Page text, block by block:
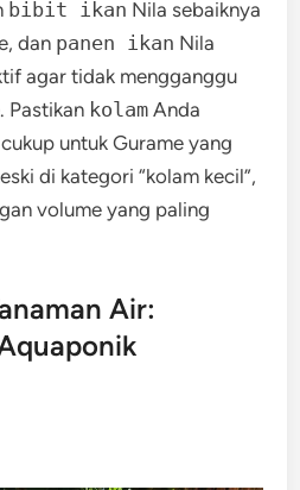
bibit ikan Nila sebaiknya
dan panen ikan Nila
agar tidak mengganggu
Pastikan kolam Anda
untuk Gurame yang
di kategori “kolam kecil”,
volume yang paling
Air: